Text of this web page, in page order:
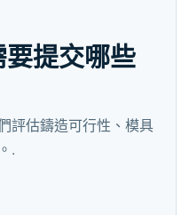
提交哪些
評估鑄造可行性、模具
.